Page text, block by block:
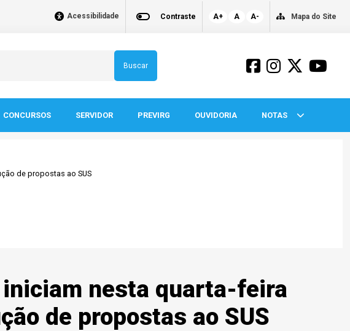
Acessibilidade Contraste A+ A A- Mapa do Site
Buscar
CONCURSOS SERVIDOR PREVIRG OUVIDORIA NOTAS
de propostas ao SUS
nesta quarta-feira
de propostas ao SUS